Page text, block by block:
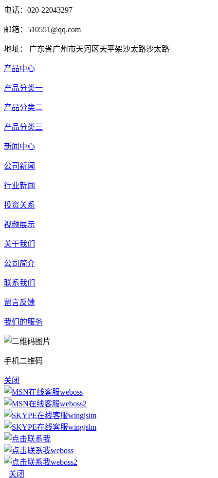
电话：020-22043297
邮箱：510551@qq.com
地址： 广东省广州市天河区天平架沙太路沙太路
产品中心
产品分类一
产品分类二
产品分类三
新闻中心
公司新闻
行业新闻
投资关系
视频展示
关于我们
公司简介
联系我们
留言反馈
我们的服务
手机二维码
关闭
weboss
weboss2
wingjslm
wingjslm
weboss
weboss2
关闭